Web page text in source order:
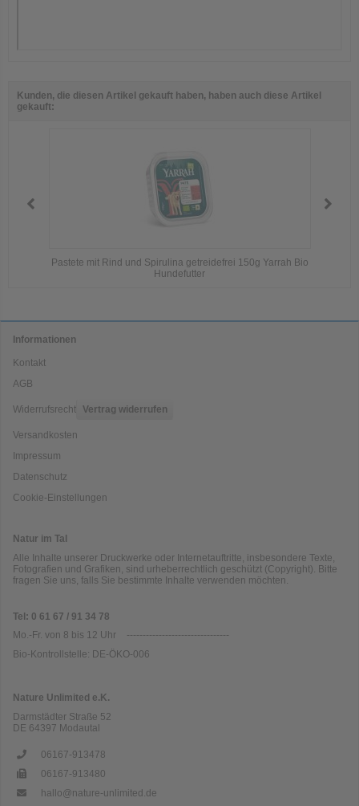
Kunden, die diesen Artikel gekauft haben, haben auch diese Artikel
gekauft:
Pastete mit Rind und Spirulina getreidefrei 150g Yarrah Bio
Hundefutter
Informationen
Kontakt
AGB
Widerrufsrecht Vertrag widerrufen
Versandkosten
Impressum
Datenschutz
Cookie-Einstellungen
Natur im Tal
Alle Inhalte unserer Druckwerke oder Internetauftritte, insbesondere Texte,
Fotografien und Grafiken, sind urheberrechtlich geschützt (Copyright). Bitte
fragen Sie uns, falls Sie bestimmte Inhalte verwenden möchten.
Tel: 0 61 67 / 91 34 78
Mo.-Fr. von 8 bis 12 Uhr
--------------------------------
Bio-Kontrollstelle: DE-ÖKO-006
Nature Unlimited e.K.
Darmstädter Straße 52
DE 64397 Modautal
06167-913478
06167-913480
hallo@nature-unlimited.de